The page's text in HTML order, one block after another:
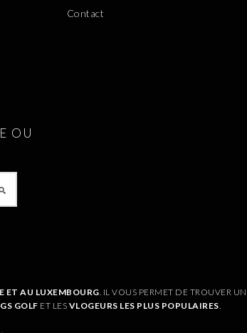
Contact
OU
ET AU LUXEMBOURG. IL VOUS PERMET DE TROUVER
GOLF ET LES VLOGEURS LES PLUS POPULAIRES.